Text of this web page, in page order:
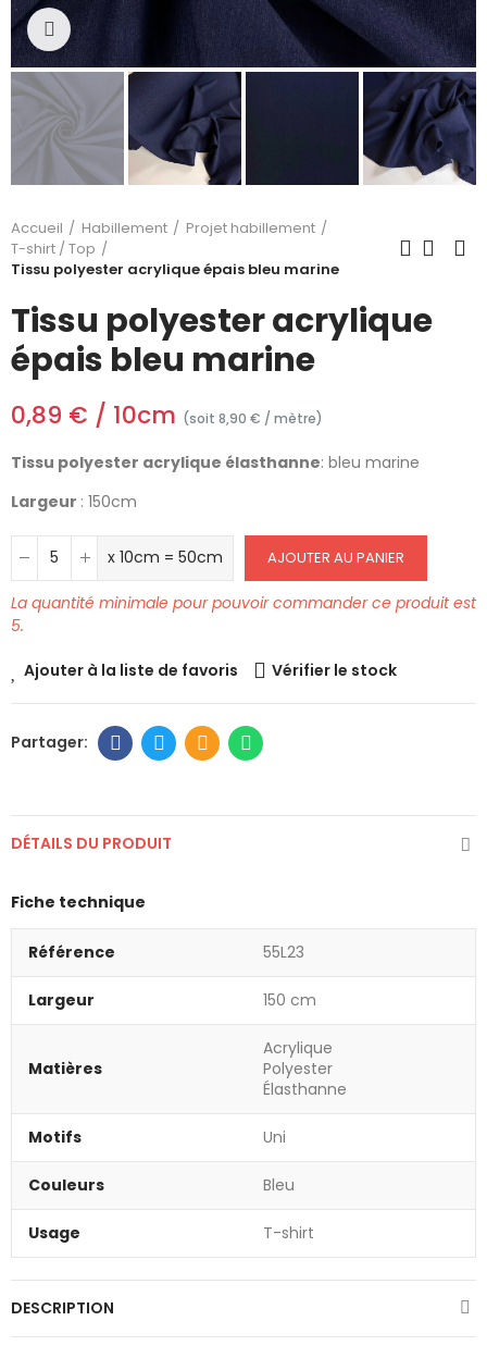
Cliquez pour agrandir
Accueil Habillement
Projet habillement
T-shirt / Top
Tissu polyester acrylique épais bleu marine
Tissu polyester acrylique
épais bleu marine
0,89 € / 10cm (soit 8,90 € / mètre)
Tissu polyester acrylique élasthanne: bleu marine
Largeur : 150cm
x 10cm = 50cm AJOUTER AU PANIER
La quantité minimale pour pouvoir commander ce produit est
5.
Ajouter à la liste de favoris Vérifier le stock
DÉTAILS DU PRODUIT
Fiche technique
Référence 55L23
Largeur 150 cm
Matières
Acrylique
Polyester
Élasthanne
Motifs Uni
Couleurs Bleu
Usage T-shirt
DESCRIPTION